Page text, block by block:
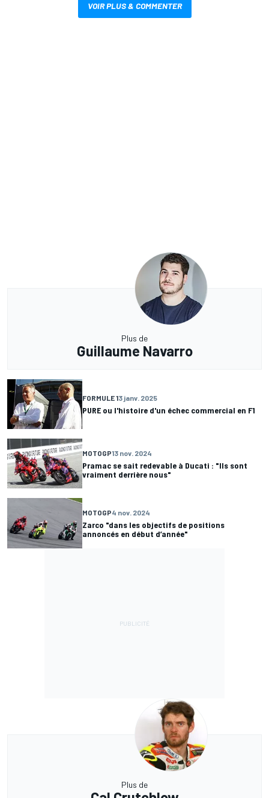
VOIR PLUS & COMMENTER
Plus de
Guillaume Navarro
FORMULE 13 janv. 2025
PURE ou l'histoire d'un échec commercial en F1
MOTOGP13 nov. 2024
Pramac se sait redevable à Ducati : "Ils sont
vraiment derrière nous"
MOTOGP4 nov. 2024
Zarco "dans les objectifs de positions
annoncés en début d’année"
Plus de